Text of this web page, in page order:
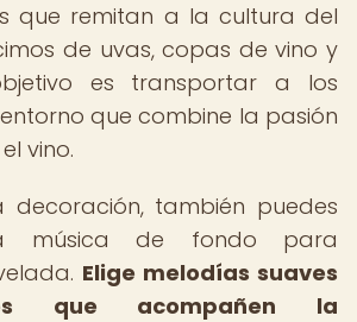
que remitan a la cultura del
de uvas, copas de vino y
es transportar a los
que combine la pasión
vino.
decoración, también puedes
música de fondo para
Elige melodías suaves
que acompañen la